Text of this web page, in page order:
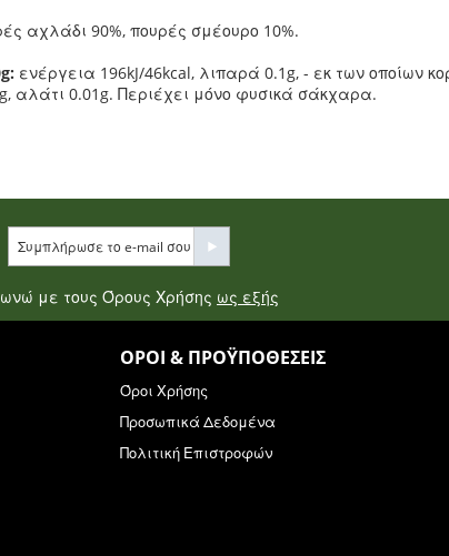
αχλάδι 90%, πουρές σμέουρο 10%.
ενέργεια 196kJ/46kcal, λιπαρά 0.1g, - εκ των οποίων
αλάτι 0.01g. Περιέχει μόνο φυσικά σάκχαρα.
με τους Όρους Χρήσης ως εξής
ΌΡΟΙ & ΠΡΟΫΠΟΘΈΣΕΙΣ
Όροι Χρήσης
Προσωπικά Δεδομένα
Πολιτική Επιστροφών